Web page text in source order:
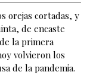
orejas cortadas, y
de encaste
la primera
volvieron los
de la pandemia.